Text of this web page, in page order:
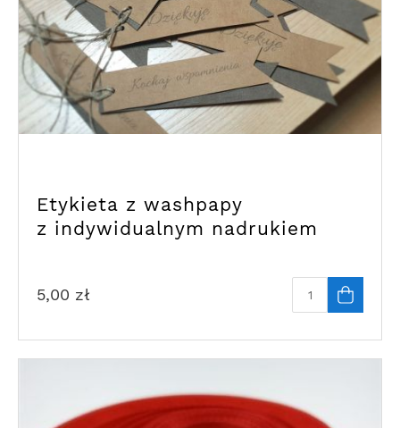
Etykieta z washpapy
z indywidualnym nadrukiem
5,00 zł